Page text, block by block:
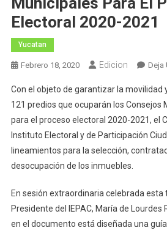
Electoral 2020-2021
Yucatan
Febrero 18, 2020 Edicion Deja
Con el objeto de garantizar la movilidad
121 predios que ocuparán los Consejos
para el proceso electoral 2020-2021, el
Instituto Electoral y de Participación
lineamientos para la selección,
desocupación de los inmuebles.
En sesión extraordinaria celebrada esta
Presidente del IEPAC, María de Lourdes
en el documento está diseñada una